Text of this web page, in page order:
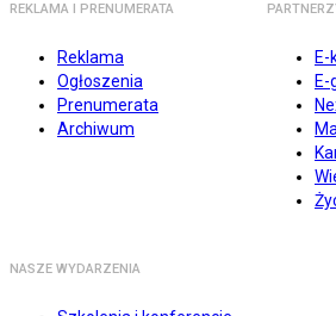
REKLAMA I PRENUMERATA
Reklama
Ogłoszenia
Prenumerata
Archiwum
E-
E-
NASZE WYDARZENIA